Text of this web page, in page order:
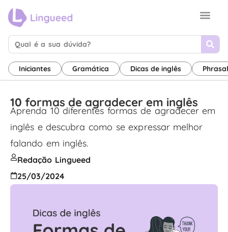
Iniciantes Gramática Dicas de inglês
10 formas de agradecer em inglês
Aprenda 10 diferentes formas de agradecer em
inglês e descubra como se expressar melhor
falando em inglês.
Redação Lingueed
25/03/2024